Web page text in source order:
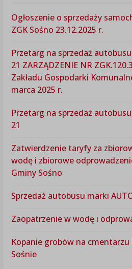
Ogłoszenie o sprzedaży
ZGK Sośno 23.12.2025 r.
Przetarg na sprzedaż
21 ZARZĄDZENIE NR
Zakładu Gospodarki
marca 2025 r.
Przetarg na sprzedaż
21
Zatwierdzenie taryfy za
wodę i zbiorowe
Gminy Sośno
Sprzedaż autobusu marki
Zaopatrzenie w wodę i
Kopanie grobów na
Sośnie